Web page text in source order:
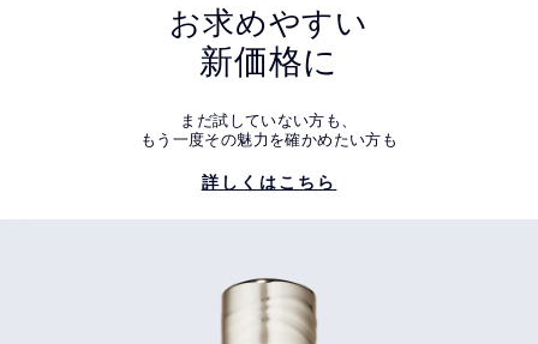
お求めやすい
新価格に
まだ試していない方も、
もう一度その魅力を確かめたい方も
詳しくはこちら